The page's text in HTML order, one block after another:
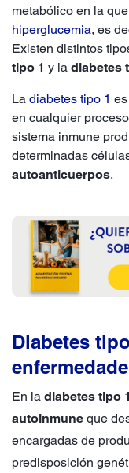
metabólico en la
hiperglucemia, es
Existen distintos
tipo 1 y la diabetes
La diabetes tipo 1
en cualquier
sistema inmune
determinadas
autoanticuerpos.
Diabetes
En la diabetes tipo 1
autoinmune que
encargadas de
predisposición